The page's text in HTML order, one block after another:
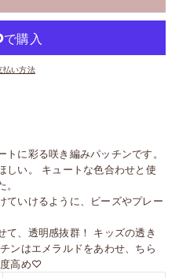
払い方法
に彩る咲き編みパッチンです。
しい。 キュートな色合わせと使
ていけるように、ビーズやプレー
て、透明感抜群！ キッズの透き
ンはエメラルドをあわせ、ちら
度高め♡